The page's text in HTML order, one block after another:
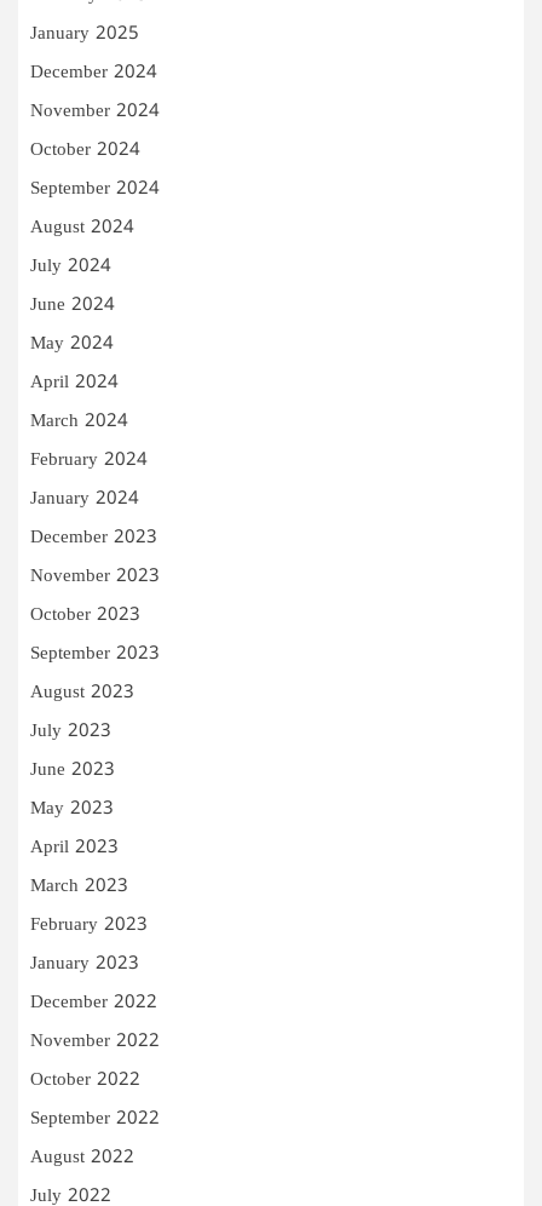
January 2025
December 2024
November 2024
October 2024
September 2024
August 2024
July 2024
June 2024
May 2024
April 2024
March 2024
February 2024
January 2024
December 2023
November 2023
October 2023
September 2023
August 2023
July 2023
June 2023
May 2023
April 2023
March 2023
February 2023
January 2023
December 2022
November 2022
October 2022
September 2022
August 2022
July 2022